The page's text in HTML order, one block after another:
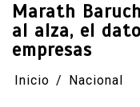
Marath
al alza, el
empresas
Inicio Nacional